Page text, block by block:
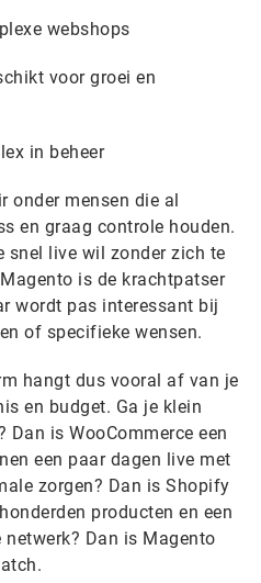
webshops
voor groei en
in beheer
onder mensen die al
en graag controle houden.
live wil zonder zich te
is de krachtpatser
wordt pas interessant bij
of specifieke wensen.
hangt dus vooral af van je
en budget. Ga je klein
Dan is WooCommerce een
een paar dagen live met
zorgen? Dan is Shopify
producten en een
Dan is Magento